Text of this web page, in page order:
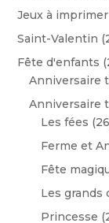
Jeux à imprimer
Saint-Valentin
Fête d'enfants
Anniversaire
Anniversaire
Les fées
Ferme et
Fête
Les grands
Princesse